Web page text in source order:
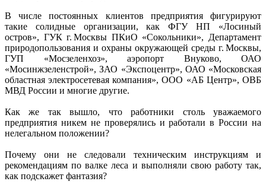
В числе постоянных клиентов предприятия фигурируют
такие солидные организации, как ФГУ НП «Лосиный
остров», ГУК г. Москвы ПКиО «Сокольники», Департамент
природопользования и охраны окружающей среды г. Москвы,
ГУП «Мосзеленхоз», аэропорт Внуково, ОАО
«Мосинжзеленстрой», ЗАО «Экспоцентр», ОАО «Московская
областная электросетевая компания», ООО «АБ Центр», ОВБ
МВД России и многие другие.
Как же так вышло, что работники столь уважаемого
предприятия никем не проверялись и работали в России на
нелегальном положении?
Почему они не следовали техническим инструкциям и
рекомендациям по валке леса и выполняли свою работу так,
как подскажет фантазия?